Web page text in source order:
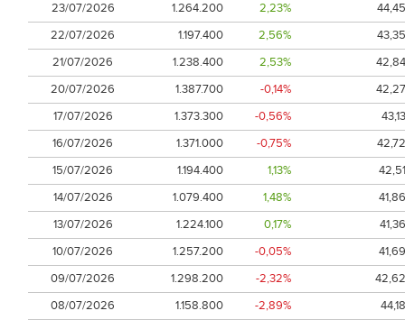
23/07/2026
1.264.200 2,23%
44,45
22/07/2026
1.197.400 2,56%
43,35
21/07/2026
1.238.400 2,53%
42,84
20/07/2026
1.387.700 -0,14%
42,27
17/07/2026
1.373.300 -0,56%
43,13
16/07/2026
1.371.000 -0,75%
42,72
15/07/2026
1.194.400 1,13%
42,51
14/07/2026
1.079.400 1,48%
41,86
13/07/2026
1.224.100 0,17%
41,36
10/07/2026
1.257.200 -0,05%
41,69
09/07/2026
1.298.200 -2,32%
42,62
08/07/2026
1.158.800 -2,89%
44,18